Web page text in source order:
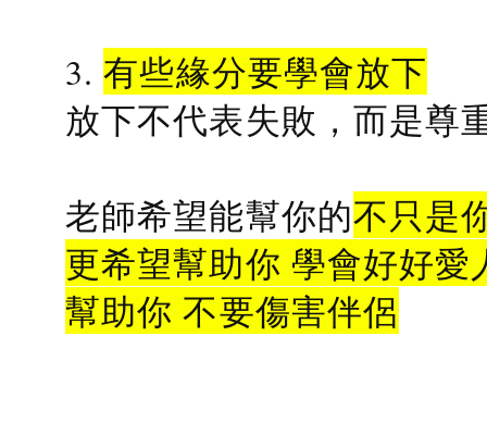
3.有些緣分要學會放下
放下不代表失敗，而是尊
老師希望能幫你的不只是
更希望幫助你 學會好好愛
幫助你 不要傷害伴侶